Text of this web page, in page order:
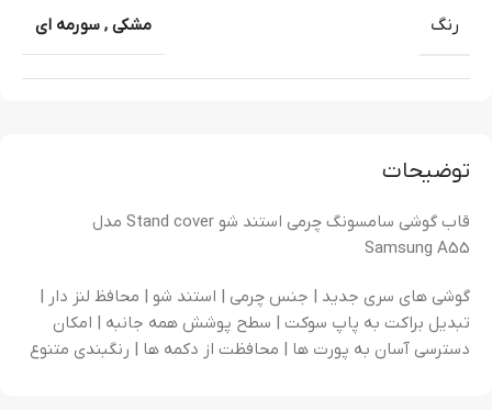
توضیحات
قاب گوشی سامسونگ چرمی استند شو Stand cover مدل
Samsung A55
گوشی های سری جدید | جنس چرمی | استند شو | محافظ لنز دار |
تبدیل براکت به پاپ سوکت | سطح پوشش همه جانبه | امکان
دسترسی آسان به پورت ها | محافظت از دکمه ها | رنگبندی متنوع
رنگ مشکی , سورمه ای